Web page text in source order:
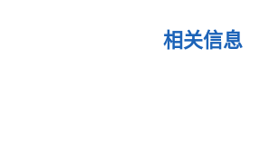
相关信息